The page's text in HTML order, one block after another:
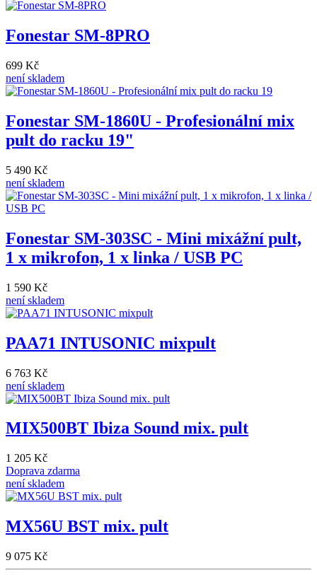
Fonestar SM-8PRO
699 Kč
není skladem
Fonestar SM-1860U - Profesionální mix
pult do racku 19"
5 490 Kč
není skladem
Fonestar SM-303SC - Mini mixážní pult,
1 x mikrofon, 1 x linka / USB PC
1 590 Kč
není skladem
PAA71 INTUSONIC mixpult
6 763 Kč
není skladem
MIX500BT Ibiza Sound mix. pult
1 205 Kč
Doprava zdarma
není skladem
MX56U BST mix. pult
9 075 Kč